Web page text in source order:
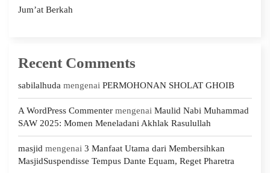
Jum’at Berkah
Recent Comments
sabilalhuda mengenai PERMOHONAN SHOLAT GHOIB
A WordPress Commenter mengenai Maulid Nabi Muhammad
SAW 2025: Momen Meneladani Akhlak Rasulullah
masjid mengenai 3 Manfaat Utama dari Membersihkan
MasjidSuspendisse Tempus Dante Equam, Reget Pharetra